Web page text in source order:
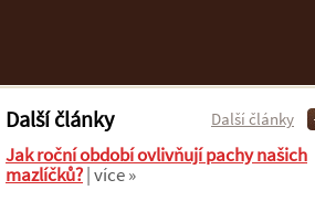
Další články
Jak roční období ovlivňují pachy našich
mazlíčků?| více »
Další články